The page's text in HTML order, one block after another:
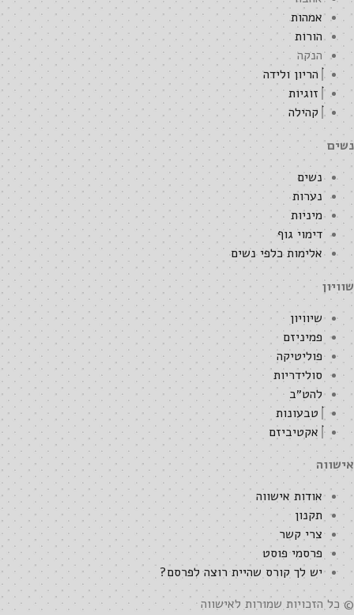
אמהות
הורות
הנקה
הריון ולידה
זוגיות
קהילה
נשים
נשים
נערות
מיניות
דימוי גוף
אלימות כלפי נשים
שוויון
שיוויון
פמיניזם
פוליטיקה
סולידריות
להט״ב
טבעונות
אקטיביזם
אישווה
אודות אישווה
תקנון
צרי קשר
פרסמי פוסט
יש לך קורס שהיית רוצה לפרסם?
© כל הזכויות שמורות לאישווה